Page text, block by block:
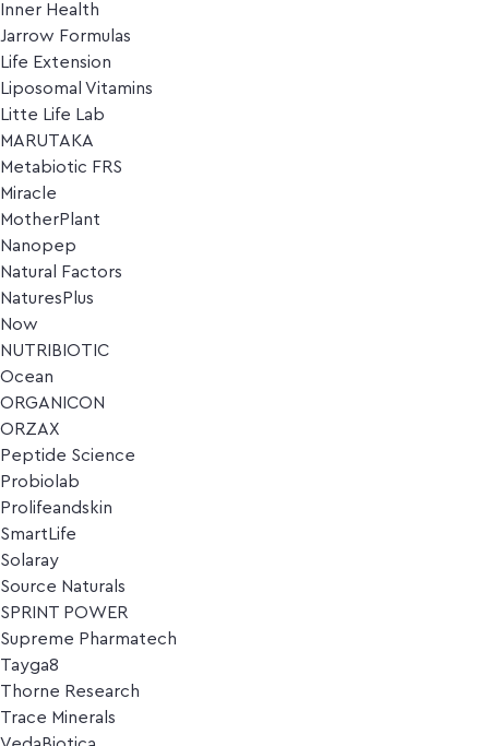
Inner Health
Jarrow Formulas
Life Extension
Liposomal Vitamins
Litte Life Lab
MARUTAKA
Metabiotic FRS
Miracle
MotherPlant
Nanopep
Natural Factors
NaturesPlus
Now
NUTRIBIOTIC
Ocean
ORGANICON
ORZAX
Peptide Science
Probiolab
Prolifeandskin
SmartLife
Solaray
Source Naturals
SPRINT POWER
Supreme Pharmatech
Tayga8
Thorne Research
Trace Minerals